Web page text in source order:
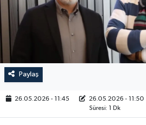
Paylaş
26.05.2026 - 11:45 26.05.2026 - 11:50
Süresi: 1 Dk
RESMİ İLAN